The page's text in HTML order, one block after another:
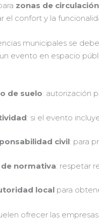
zonas de circulación
el confort y la
municipales se
un evento en espacio
de suelo: autorización
: si el evento
civil: para
normativa: respetar
local para
ofrecer las